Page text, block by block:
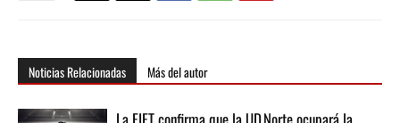
Noticias Relacionadas Más del autor